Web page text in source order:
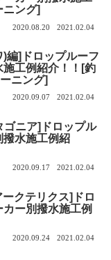
ニング]
2020.08.20 2021.02.04
)編]ドロップルーフ
施工例紹介！！[釣
ニング]
2020.09.07 2021.02.04
ニア]ドロップル
撥水施工例紹
2020.09.17 2021.02.04
クテリクス]ドロ
ー別撥水施工例
2020.09.24 2021.02.04